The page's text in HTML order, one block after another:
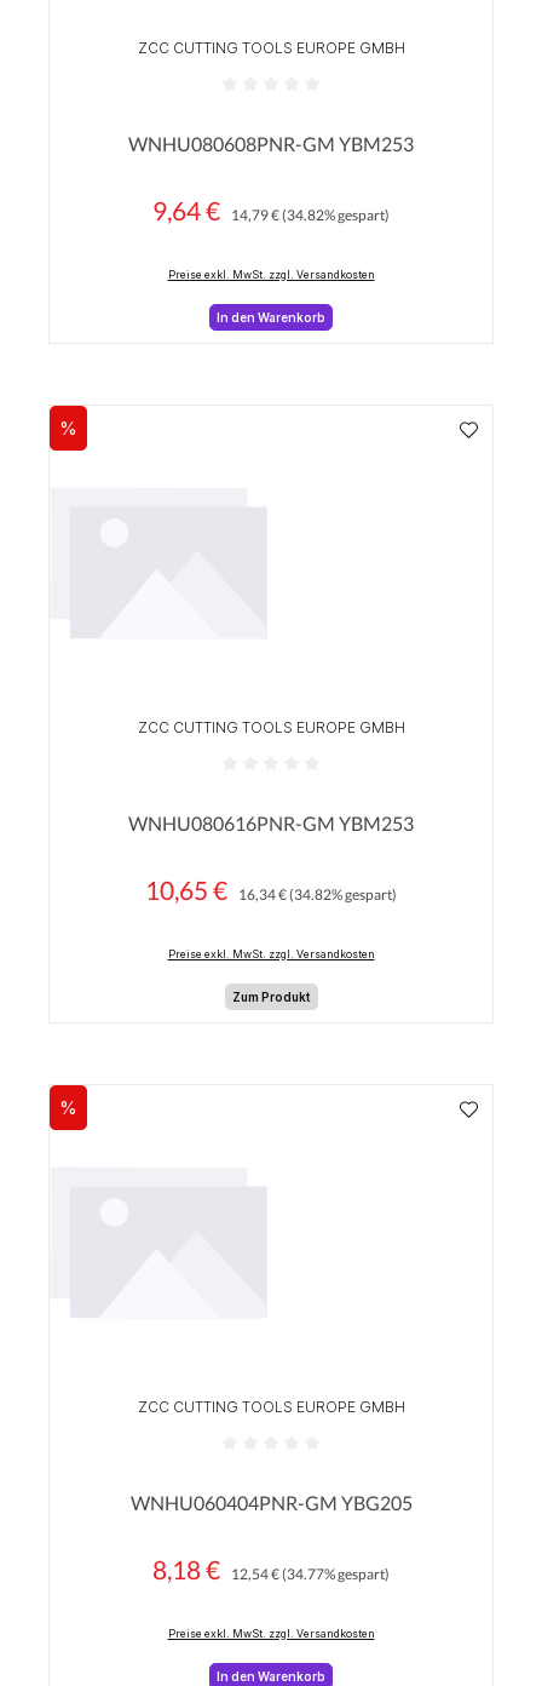
ZCC CUTTING TOOLS EUROPE GMBH
WNHU080608PNR-GM YBM253
Verkaufspreis:
9,64 € 14,79 €(34.82% gespart)
Preise exkl. MwSt. zzgl. Versandkosten
In den Warenkorb
Rabatt
%
ZCC CUTTING TOOLS EUROPE GMBH
WNHU080616PNR-GM YBM253
Verkaufspreis:
10,65 € 16,34 €(34.82% gespart)
Preise exkl. MwSt. zzgl. Versandkosten
Zum Produkt
Rabatt
%
ZCC CUTTING TOOLS EUROPE GMBH
WNHU060404PNR-GM YBG205
Verkaufspreis:
8,18 € 12,54 €(34.77% gespart)
Preise exkl. MwSt. zzgl. Versandkosten
In den Warenkorb